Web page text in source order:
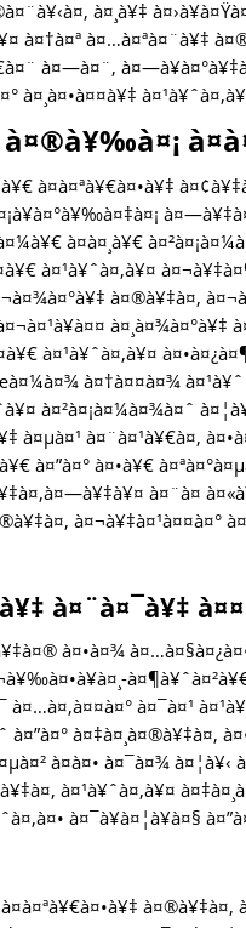
à¤¸à¥‡
à¤†à¤ª à¤…à¤ªà¤¨à¥‡
à¤—à¤¨,
à¤¸à¤•à¤¤à¥‡
à¤à¤ªà¥€à¤•à¥‡
à¤à¤¸à¥€
à¤¹à¥ˆà¤‚à¥¤
à¤®à¥‡à¤‚
à¤¸à¤¾à¤°à¥‡
à¤¹à¥ˆà¤‚à¥¤
à¤†à¤¤à¤¾ à¤¹à¥ˆ
à¤²à¤¡à¤¼à¤¾à¤ˆ
à¤µà¤¹ à¤¨à¤¹à¥€à¤‚
à¤”à¤° à¤•à¥€
à¤¨à¤
à¤¨à¤¯à¥‡
à¤•à¤¾
à¤¯à¤¹
à¤‡à¤¸à¤®à¥‡à¤‚
à¤à¤• à¤¯à¤¾ à¤¦à¥‹
à¤¹à¥ˆà¤‚à¥¤
à¤¯à¥à¤¦à¥à¤§